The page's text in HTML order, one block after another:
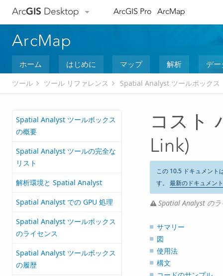
ArcGIS Desktop ArcGIS Pro ArcMap
ArcMap
ホーム はじめに マップ 解析 デ
ツール ツール リファレンス Spatial Analyst ツールボックス
Spatial Analyst ツールボックス
の概要
Spatial Analyst ツールの完全な
リスト
解析環境と Spatial Analyst
Spatial Analyst での GPU 処理
Spatial Analyst ツールボックス
のライセンス
Spatial Analyst ツールボックス
の履歴
コスト
Link)
この 10.5 ドキュメント
す。 最新のドキュメン
Spatial Analyst の
サマリー
図
使用法
構文